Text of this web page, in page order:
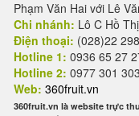
Phạm Văn Hai với Lê
Chi nhánh: Lô C Hồ
Điện thoại: (028)22
Hotline 1: 0936 65 27
Hotline 2: 0977 301
Web: 360fruit.vn
360fruit.vn là website trực